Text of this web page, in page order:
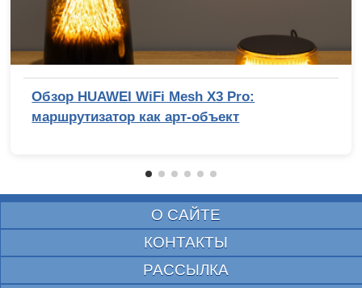
Обзор HUAWEI WiFi Mesh X3 Pro:
маршрутизатор как арт-объект
О САЙТЕ
КОНТАКТЫ
РАССЫЛКА